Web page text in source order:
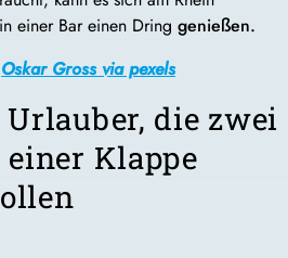
einer Bar einen Dring genießen.
Oskar Gross via pexels
die zwei
Klappe